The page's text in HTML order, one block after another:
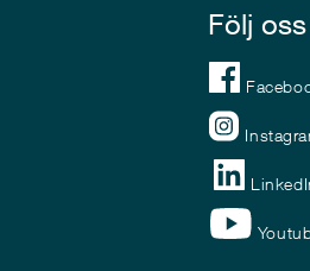
Följ oss